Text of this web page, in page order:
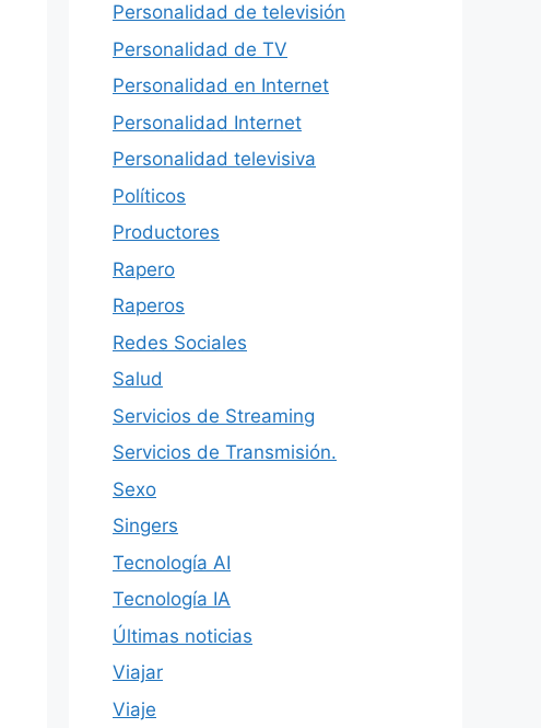
Personalidad de televisión
Personalidad de TV
Personalidad en Internet
Personalidad Internet
Personalidad televisiva
Políticos
Productores
Rapero
Raperos
Redes Sociales
Salud
Servicios de Streaming
Servicios de Transmisión.
Sexo
Singers
Tecnología AI
Tecnología IA
Últimas noticias
Viajar
Viaje